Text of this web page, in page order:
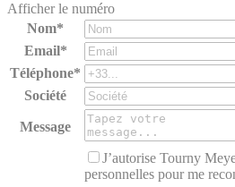
Afficher le numéro
Nom*
Email*
Téléphone*
Société
Message
J’autorise Tourny
personnelles pour me